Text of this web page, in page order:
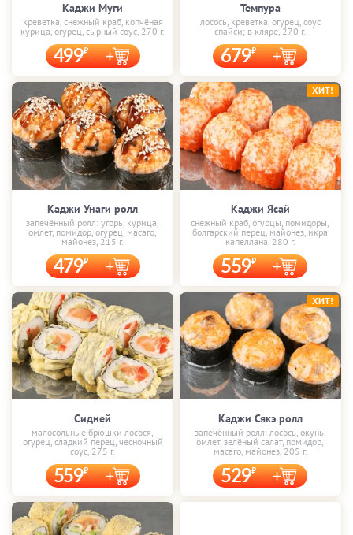
Каджи Муги
креветка, снежный краб, копчёная
курица, огурец, сырный соус, 270 г.
499
Темпура
лосось, креветка, огурец, соус
спайси; в кляре, 270 г.
679
Каджи Унаги ролл
запечённый ролл: угорь, курица,
омлет, помидор, огурец, масаго,
майонез, 215 г.
479
Каджи Ясай
снежный краб, огурцы, помидоры,
болгарский перец, майонез, икра
капеллана, 280 г.
559
ХИТ!
Сидней
малосольные брюшки лосося,
огурец, сладкий перец, чесночный
соус, 275 г.
559
Каджи Сякэ ролл
запечённый ролл: лосось, окунь,
омлет, зелёный салат, помидор,
масаго, майонез, 205 г.
529
ХИТ!